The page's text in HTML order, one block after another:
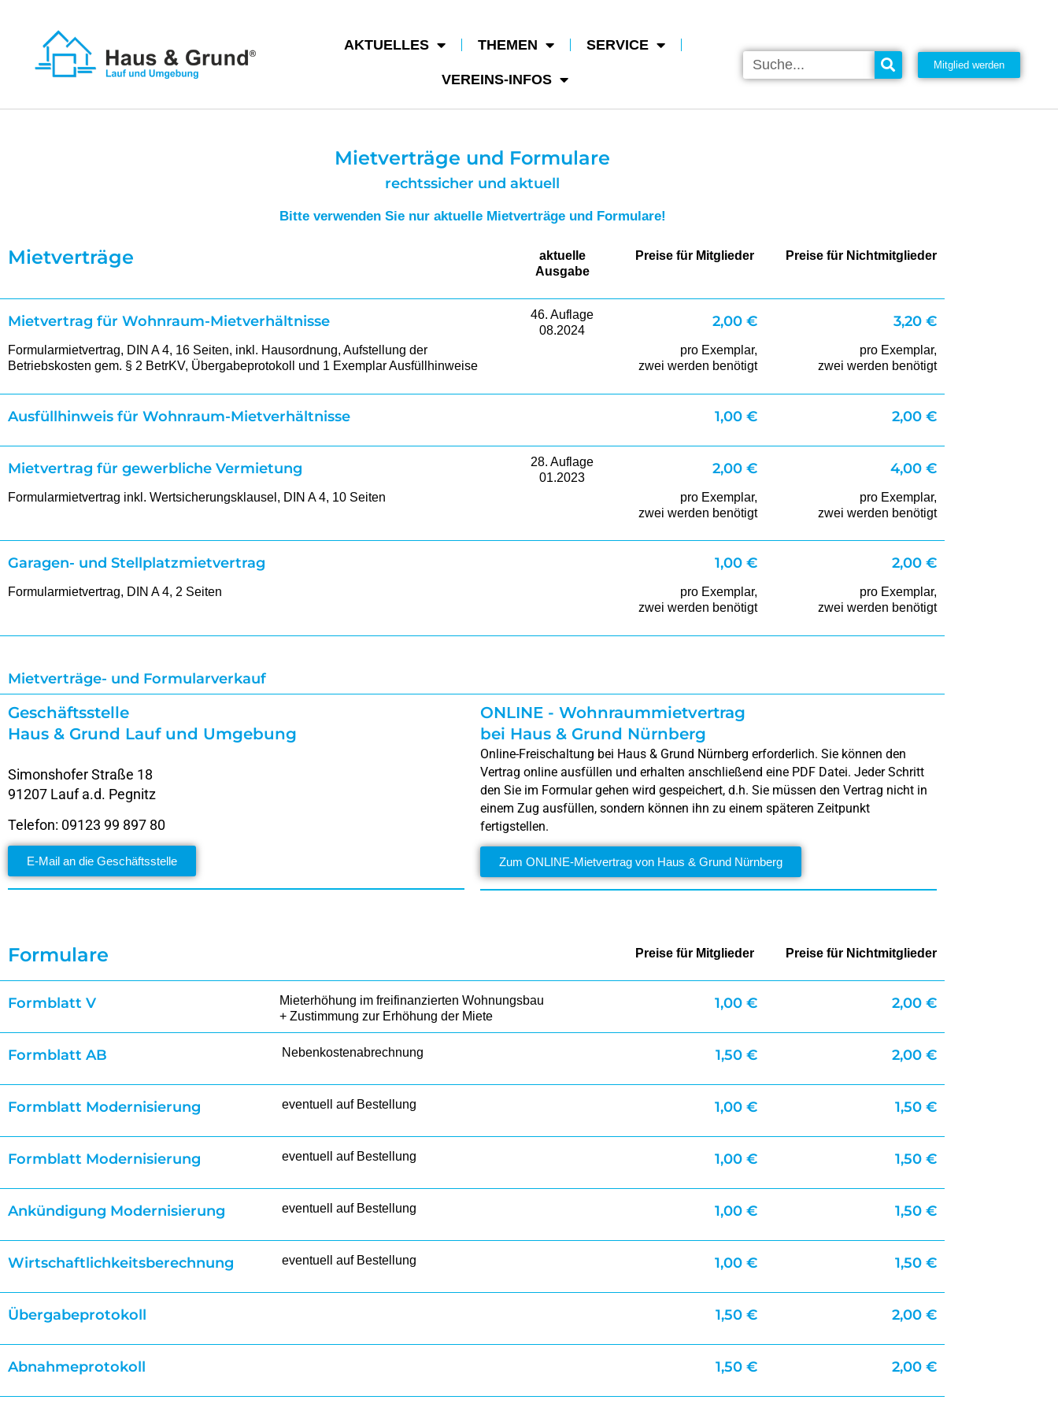
AKTUELLES THEMEN SERVICE
VEREINS-INFOS
Mitglied werden
Mietverträge und Formulare
rechtssicher und aktuell
Bitte verwenden Sie nur aktuelle Mietverträge und Formulare!
Mietverträge
aktuelle
Ausgabe
Preise für Mitglieder Preise für Nichtmitglieder
Mietvertrag für Wohnraum-Mietverhältnisse
Formularmietvertrag, DIN A 4, 16 Seiten, inkl. Hausordnung, Aufstellung der
Betriebskosten gem. § 2 BetrKV, Übergabeprotokoll und 1 Exemplar Ausfüllhinweise
46. Auflage
08.2024
2,00 €
pro Exemplar,
zwei werden benötigt
3,20 €
pro Exemplar,
zwei werden benötigt
Ausfüllhinweis für Wohnraum-Mietverhältnisse 1,00 € 2,00 €
Mietvertrag für gewerbliche Vermietung
Formularmietvertrag inkl. Wertsicherungsklausel, DIN A 4, 10 Seiten
28. Auflage
01.2023
2,00 €
pro Exemplar,
zwei werden benötigt
4,00 €
pro Exemplar,
zwei werden benötigt
Garagen- und Stellplatzmietvertrag
Formularmietvertrag, DIN A 4, 2 Seiten
1,00 €
pro Exemplar,
zwei werden benötigt
2,00 €
pro Exemplar,
zwei werden benötigt
Mietverträge- und Formularverkauf
Geschäftsstelle
Haus & Grund Lauf und Umgebung
Simonshofer Straße 18
91207 Lauf a.d. Pegnitz
Telefon: 09123 99 897 80
E-Mail an die Geschäftsstelle
ONLINE - Wohnraummietvertrag
bei Haus & Grund Nürnberg
Online-Freischaltung bei Haus & Grund Nürnberg erforderlich. Sie können den
Vertrag online ausfüllen und erhalten anschließend eine PDF Datei. Jeder Schritt
den Sie im Formular gehen wird gespeichert, d.h. Sie müssen den Vertrag nicht in
einem Zug ausfüllen, sondern können ihn zu einem späteren Zeitpunkt
fertigstellen.
Zum ONLINE-Mietvertrag von Haus & Grund Nürnberg
Formulare Preise für Mitglieder Preise für Nichtmitglieder
Formblatt V
Mieterhöhung im freifinanzierten Wohnungsbau
+ Zustimmung zur Erhöhung der Miete
1,00 € 2,00 €
Formblatt AB Nebenkostenabrechnung 1,50 € 2,00 €
Formblatt Modernisierung eventuell auf Bestellung 1,00 € 1,50 €
Formblatt Modernisierung eventuell auf Bestellung 1,00 € 1,50 €
Ankündigung Modernisierung eventuell auf Bestellung 1,00 € 1,50 €
Wirtschaftlichkeitsberechnung eventuell auf Bestellung 1,00 € 1,50 €
Übergabeprotokoll 1,50 € 2,00 €
Abnahmeprotokoll 1,50 € 2,00 €